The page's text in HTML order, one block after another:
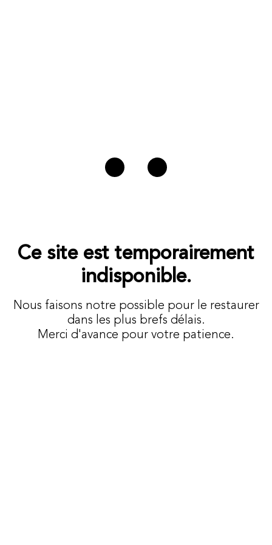
Ce site est temporairement
indisponible.
Nous faisons notre possible pour le restaurer
dans les plus brefs délais.
Merci d'avance pour votre patience.